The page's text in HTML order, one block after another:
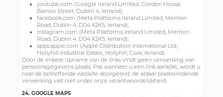
youtube.com (Google Ireland Limited, Gordon House,
Barrow Street, Dublin 4, Ierland);
facebook.com (Meta Platforms Ireland Limited, Merrion
Road, Dublin 4, D04 X2K5, Ierland);
instagram.com (Meta Platforms Ireland Limited, Merrion
Road, Dublin 4, D04 X2K5, Ierland);
apps.apple.com (Apple Distribution International Ltd.,
Hollyhill Industrial Estate, Hollyhill, Cork, Ierland).
Door de enkele opname van de links vindt geen verwerking van
persoonsgegevens plaats. Pas wanneer u een link aanklikt, wordt u
naar de betreffende website doorgeleid; de aldaar plaatsvindende
verwerking valt niet onder onze verantwoordelijkheid.
24. GOOGLE MAPS